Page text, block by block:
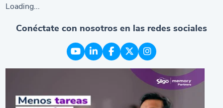
Loading...
Conéctate con nosotros en las redes sociales